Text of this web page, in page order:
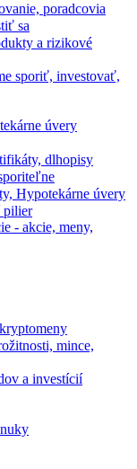
poradcovia
sa
a rizikové
sporiť, investovať,
úvery
dlhopisy
Hypotekárne úvery
pilier
- akcie, meny,
mince,
a investícií